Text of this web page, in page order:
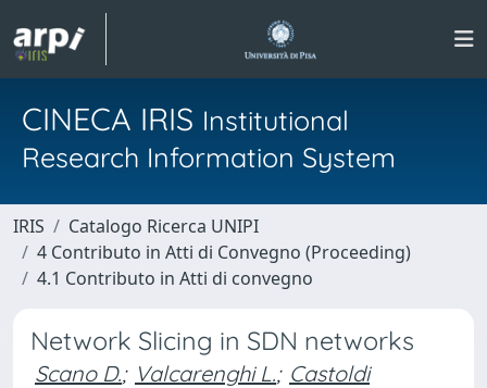
CINECA IRIS Institutional
Research Information System
IRIS
Catalogo Ricerca UNIPI
4 Contributo in Atti di Convegno (Proceeding)
4.1 Contributo in Atti di convegno
Network Slicing in SDN networks
Scano D.; Valcarenghi L.; Castoldi